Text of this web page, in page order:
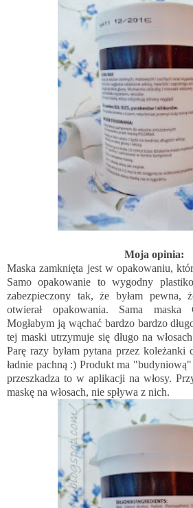
Moja opinia:
Maska zamknięta jest w opakowaniu,
Samo opakowanie to wygodny
zabezpieczony tak, że byłam pewna,
otwierał opakowania. Sama maska
Mogłabym ją wąchać bardzo bardzo
tej maski utrzymuje się długo na
Parę razy byłam pytana przez koleżanki
ładnie pachną :) Produkt ma
przeszkadza to w aplikacji na włosy.
maskę na włosach, nie spływa z nich.